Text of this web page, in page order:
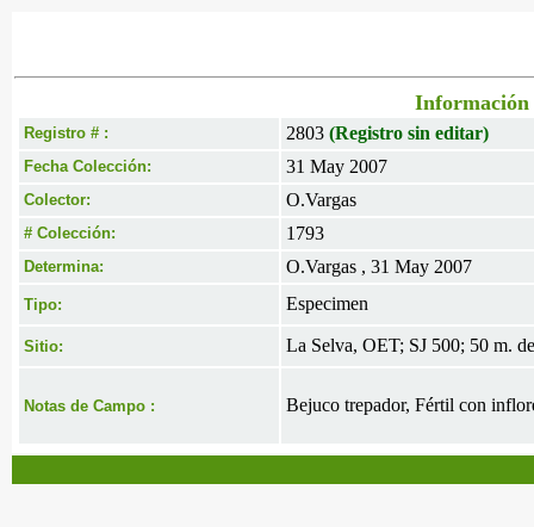
Información
Registro # : 2803 (Registro sin editar)
Fecha Colección: 31 May 2007
Colector: O.Vargas
# Colección: 1793
Determina: O.Vargas , 31 May 2007
Tipo: Especimen
Sitio: La Selva, OET; SJ 500; 50 m.
Notas de Campo : Bejuco trepador, Fértil con